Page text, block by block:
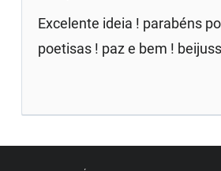
Excelente ideia ! parabéns
poetisas ! paz e bem !